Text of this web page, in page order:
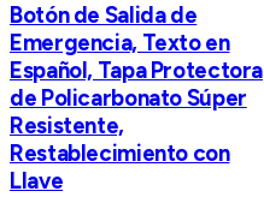
Botón de Salida de
Emergencia, Texto en
Español, Tapa Protectora
de Policarbonato Súper
Resistente,
Restablecimiento con
Llave